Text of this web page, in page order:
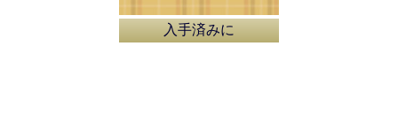
入手済みに